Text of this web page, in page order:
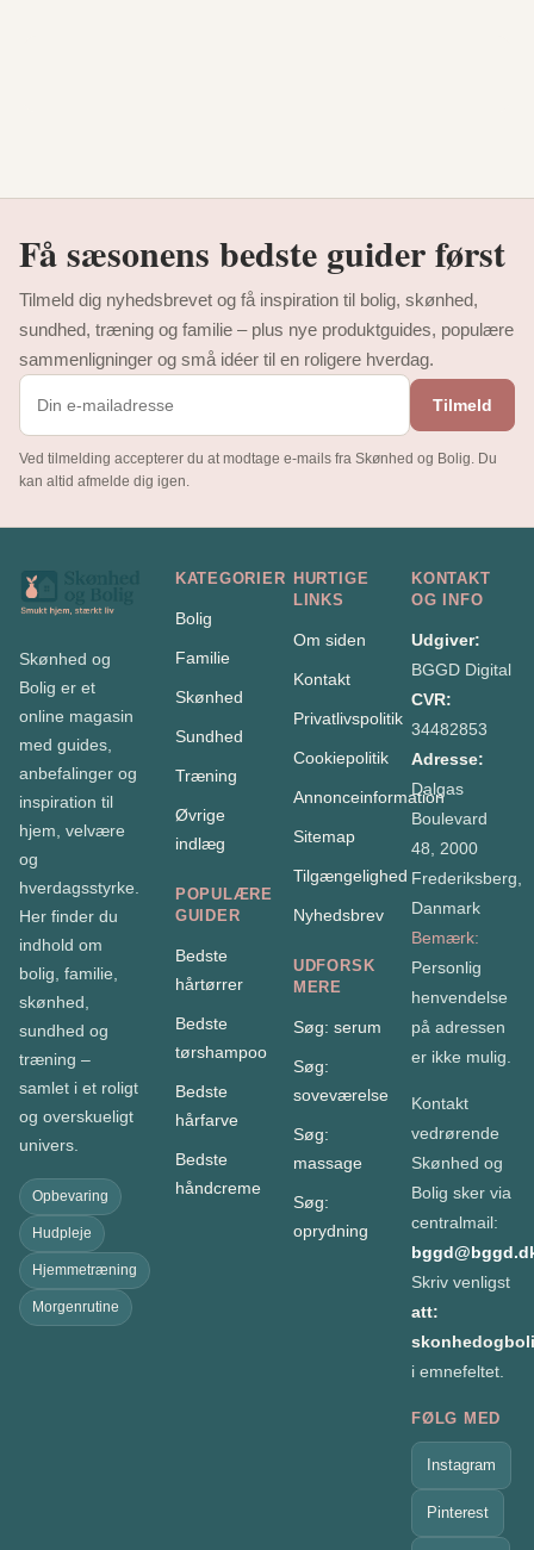
Få sæsonens bedste guider først
Tilmeld dig nyhedsbrevet og få inspiration til bolig, skønhed,
sundhed, træning og familie – plus nye produktguides, populære
sammenligninger og små idéer til en roligere hverdag.
Tilmeld
Ved tilmelding accepterer du at modtage e-mails fra Skønhed og Bolig. Du
kan altid afmelde dig igen.
Skønhed og
Bolig er et
online magasin
med guides,
anbefalinger og
inspiration til
hjem, velvære
og
hverdagsstyrke.
Her finder du
indhold om
bolig, familie,
skønhed,
sundhed og
træning –
samlet i et roligt
og overskueligt
univers.
Opbevaring
Hudpleje
Hjemmetræning
Morgenrutine
KATEGORIER
Bolig
Familie
Skønhed
Sundhed
Træning
Øvrige
indlæg
POPULÆRE
GUIDER
Bedste
hårtørrer
Bedste
tørshampoo
Bedste
hårfarve
Bedste
håndcreme
HURTIGE
LINKS
Om siden
Kontakt
Privatlivspolitik
Cookiepolitik
Annonceinformation
Sitemap
Tilgængelighed
Nyhedsbrev
UDFORSK
MERE
Søg: serum
Søg:
soveværelse
Søg:
massage
Søg:
oprydning
KONTAKT
OG INFO
Udgiver:
BGGD Digital
CVR:
34482853
Adresse:
Dalgas
Boulevard
48, 2000
Frederiksberg,
Danmark
Bemærk:
Personlig
henvendelse
på adressen
er ikke mulig.
Kontakt
vedrørende
Skønhed og
Bolig sker via
centralmail:
Skriv venligst
att:
i emnefeltet.
FØLG MED
Instagram
Pinterest